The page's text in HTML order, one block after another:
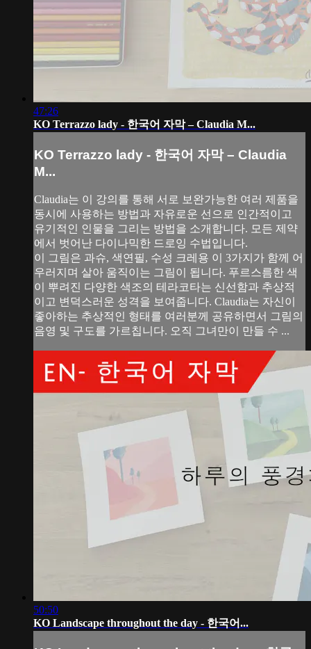
47:26
KO Terrazzo lady - 한국어 자막 – Claudia M...
KO Terrazzo lady - 한국어 자막 – Claudia
M...
Claudia는 이 강의를 통해 서로 보완가능한 여러 제품을
동시에 사용하는 방법과 자유로운 선으로 인간적이고
유기적인 인물을 그리는 방법을 소개합니다. 모든 제약
에서 벗어난 다이나믹한 드로잉 수법입니다.
이 그림은 과슈, 색연필, 수성 크레용 이 3가지가 함께 어
우러지며 살아 움직이는 그림이 됩니다. 푸르스름한 색
이 뿌려진 다양한 색조의 테라코타는 신선함과 추상적
이고 변덕스러운 성격을 보여줍니다. Claudia는 자신이
좋아하는 추상적인 형태를 여러분께 공유하면서 그림의
음영 및 구도를 가르칩니다. 오직 그녀만이 만들 수 ...
50:50
KO Landscape throughout the day - 한국어...